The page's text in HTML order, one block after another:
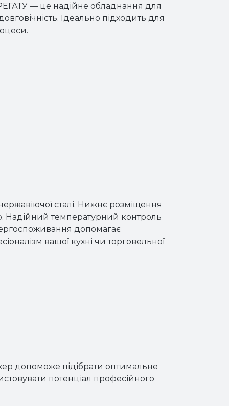
— це надійне обладнання для
Ідеально підходить для
сталі. Нижнє розміщення
Надійний температурний контроль
допомагає
вашої кухні чи торговельної
допоможе підібрати оптимальне
потенціал професійного